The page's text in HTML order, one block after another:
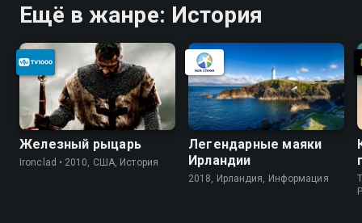
Ещё в жанре: История
Железный рыцарь
Ironclad • 2010, США, История
Легендарные маяки
Ирландии
2018, Ирландия, Информация